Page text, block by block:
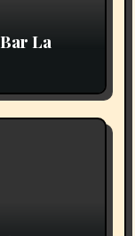
La